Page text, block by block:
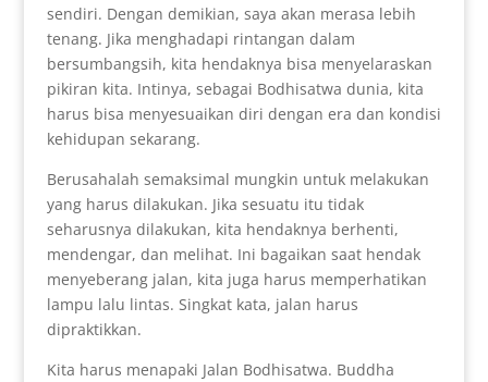
sendiri. Dengan demikian, saya akan merasa lebih
tenang. Jika menghadapi rintangan dalam
bersumbangsih, kita hendaknya bisa menyelaraskan
pikiran kita. Intinya, sebagai Bodhisatwa dunia, kita
harus bisa menyesuaikan diri dengan era dan kondisi
kehidupan sekarang.
Berusahalah semaksimal mungkin untuk melakukan
yang harus dilakukan. Jika sesuatu itu tidak
seharusnya dilakukan, kita hendaknya berhenti,
mendengar, dan melihat. Ini bagaikan saat hendak
menyeberang jalan, kita juga harus memperhatikan
lampu lalu lintas. Singkat kata, jalan harus
dipraktikkan.
Kita harus menapaki Jalan Bodhisatwa. Buddha